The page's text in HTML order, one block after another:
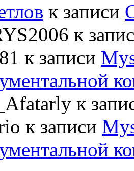
к записи
к
к записи
к
к записи